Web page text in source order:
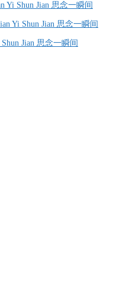
Yi Shun Jian 思念一瞬间
Yi Shun Jian 思念一瞬间
Jian 思念一瞬间